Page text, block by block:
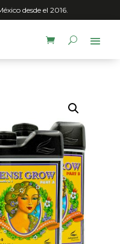
desde el 2016.